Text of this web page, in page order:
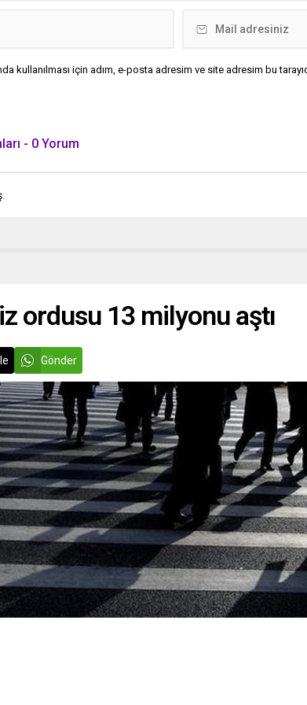
kullanılması için adım, e-posta adresim ve site adresim bu
- 0 Yorum
ordusu 13 milyonu aştı
Gönder